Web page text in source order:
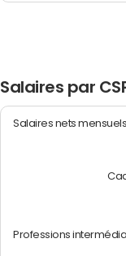
Salaires par
Salaires nets
Professions